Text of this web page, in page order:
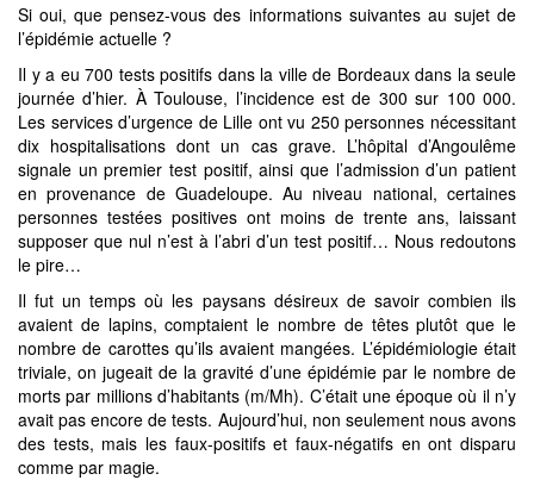
Si oui, que pensez-vous des informations suivantes au sujet de
l’épidémie actuelle ?
Il y a eu 700 tests positifs dans la ville de Bordeaux dans la seule
journée d’hier. À Toulouse, l’incidence est de 300 sur 100 000.
Les services d’urgence de Lille ont vu 250 personnes nécessitant
dix hospitalisations dont un cas grave. L’hôpital d’Angoulême
signale un premier test positif, ainsi que l’admission d’un patient
en provenance de Guadeloupe. Au niveau national, certaines
personnes testées positives ont moins de trente ans, laissant
supposer que nul n’est à l’abri d’un test positif… Nous redoutons
le pire…
Il fut un temps où les paysans désireux de savoir combien ils
avaient de lapins, comptaient le nombre de têtes plutôt que le
nombre de carottes qu’ils avaient mangées. L’épidémiologie était
triviale, on jugeait de la gravité d’une épidémie par le nombre de
morts par millions d’habitants (m/Mh). C’était une époque où il n’y
avait pas encore de tests. Aujourd’hui, non seulement nous avons
des tests, mais les faux-positifs et faux-négatifs en ont disparu
comme par magie.